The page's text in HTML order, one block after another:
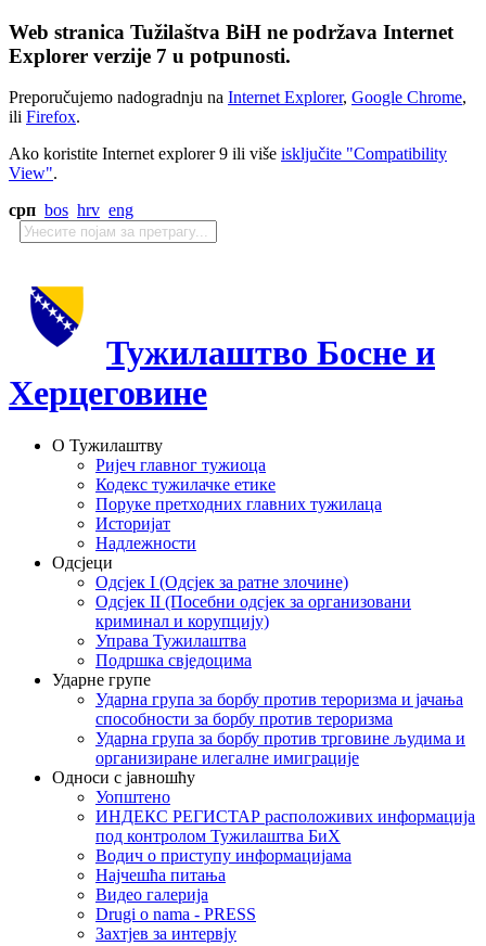
Web stranica Tužilaštva BiH ne podržava Internet
Explorer verzije 7 u potpunosti.
Preporučujemo nadogradnju na Internet Explorer, Google Chrome,
ili Firefox.
Ako koristite Internet explorer 9 ili više isključite "Compatibility
View".
срп bos hrv eng
Тужилаштво Босне и
Херцеговине
О Тужилаштву
Ријеч главног тужиоца
Кодекс тужилачке етике
Поруке претходних главних тужилаца
Историјат
Надлежности
Одсјеци
Одсјек I (Одсјек за ратне злочине)
Одсјек II (Посебни одсјек за организовани
криминал и корупцију)
Управа Тужилаштва
Подршка свједоцима
Ударне групе
Ударна група за борбу против тероризма и јачања
способности за борбу против тероризма
Ударна група за борбу против трговине људима и
организиране илегалне имиграције
Односи с јавношћу
Уопштено
ИНДЕКС РЕГИСТАР расположивих информација
под контролом Тужилаштва БиХ
Водич о приступу информацијама
Најчешћа питања
Видео галерија
Drugi o nama - PRESS
Захтјев за интервју